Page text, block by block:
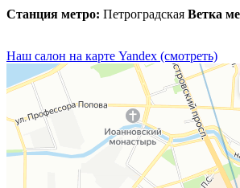
Станция метро: Петроградская Ветка
Наш салон на карте Yandex (смотреть)